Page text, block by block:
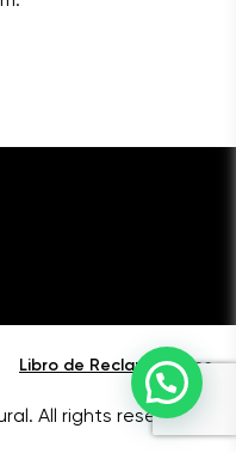
All rights reserved.
Libro de Reclamaciones